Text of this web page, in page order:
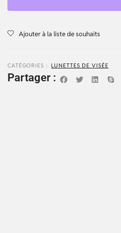
Ajouter à la liste de souhaits
CATÉGORIES : LUNETTES DE VISÉE
Partager :